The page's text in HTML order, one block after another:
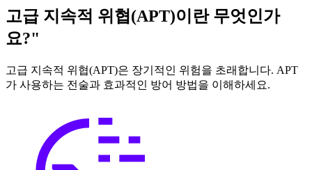
고급 지속적 위협(APT)이란 무엇인가
요?"
고급 지속적 위협(APT)은 장기적인 위험을 초래합니다. APT
가 사용하는 전술과 효과적인 방어 방법을 이해하세요.